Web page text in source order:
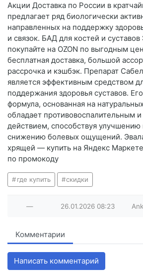
Акции Доставка по России в
предлагает ряд биологически
направленных на поддержку
и связок. БАД для костей и
покупайте на OZON по выгодным
бесплатная доставка, большой
рассрочка и кэшбэк. Препарат
является эффективным средством
поддержания здоровья суставов.
формула, основанная на
обладает противовоспалительным
действием, способствуя
снижению болевых ощущений.
хрящей — купить на Яндекс
по промокоду
где купить скидки
— 26.01.2026 08:23
Комментарии
Написать комментарий